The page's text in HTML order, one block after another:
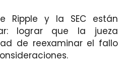
Ripple y la SEC están
lograr que la jueza
de reexaminar el fallo